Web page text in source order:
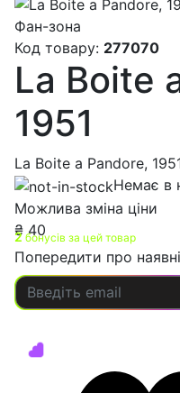
Фан-зона
Код товару: 277070
La Boite
1951
La Boite a Pandore,
Немає в
Можлива зміна ціни
₴ 40
2 бонусів за цей товар
Попередити про